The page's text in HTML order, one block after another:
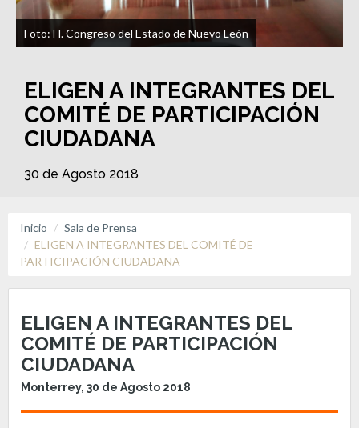
Foto: H. Congreso del Estado de Nuevo León
ELIGEN A INTEGRANTES DEL
COMITÉ DE PARTICIPACIÓN
CIUDADANA
30 de Agosto 2018
Inicio
Sala de Prensa
ELIGEN A INTEGRANTES DEL COMITÉ DE
PARTICIPACIÓN CIUDADANA
ELIGEN A INTEGRANTES DEL
COMITÉ DE PARTICIPACIÓN
CIUDADANA
Monterrey, 30 de Agosto 2018